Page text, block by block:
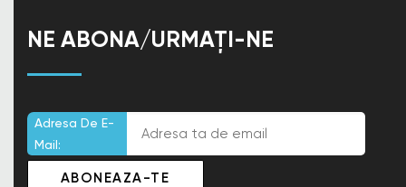
NE ABONA/URMAȚI-NE
Adresa De E-
Mail: